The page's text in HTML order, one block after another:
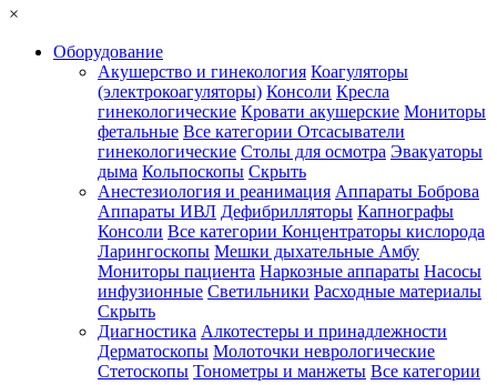
×
Оборудование
Акушерство и гинекология Коагуляторы
(электрокоагуляторы) Консоли Кресла
гинекологические Кровати акушерские Мониторы
фетальные Все категории Отсасыватели
гинекологические Столы для осмотра Эвакуаторы
дыма Кольпоскопы Скрыть
Анестезиология и реанимация Аппараты Боброва
Аппараты ИВЛ Дефибрилляторы Капнографы
Консоли Все категории Концентраторы кислорода
Ларингоскопы Мешки дыхательные Амбу
Мониторы пациента Наркозные аппараты Насосы
инфузионные Светильники Расходные материалы
Скрыть
Диагностика Алкотестеры и принадлежности
Дерматоскопы Молоточки неврологические
Стетоскопы Тонометры и манжеты Все категории